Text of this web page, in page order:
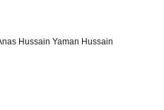
Hussain Yaman Hussain